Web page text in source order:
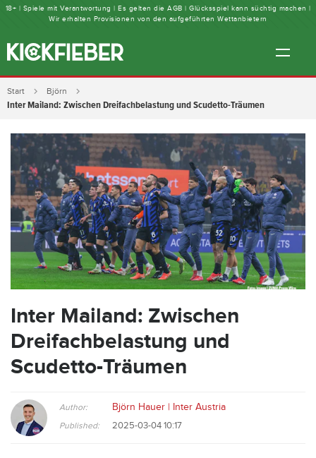
18+ | Spiele mit Verantwortung | Es gelten die AGB | Glücksspiel kann süchtig machen |
Wir erhalten Provisionen von den aufgeführten Wettanbietern
Start Björn
Inter Mailand: Zwischen Dreifachbelastung und Scudetto-Träumen
Inter Mailand: Zwischen
Dreifachbelastung und
Scudetto-Träumen
Author: Björn Hauer | Inter Austria
Published: 2025-03-04 10:17